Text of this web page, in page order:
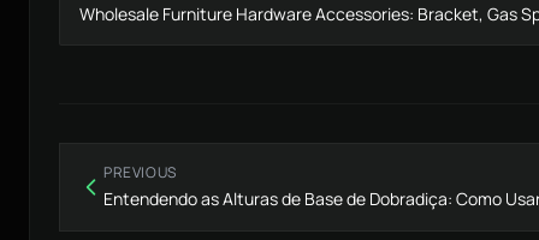
Wholesale Furniture Hardware Accessories: Bracket, Gas
PREVIOUS
Entendendo as Alturas de Base de Dobradiça: Como